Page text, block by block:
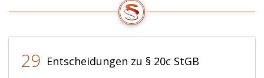
29 Entscheidungen zu § 20c StGB